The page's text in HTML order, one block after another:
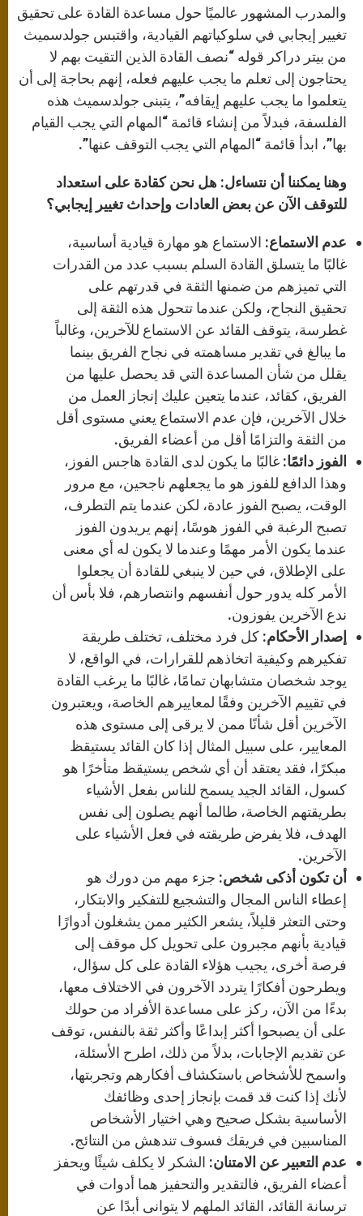
والمدرب المشهور عالميًا حول مساعدة القادة على تحقيق
تغيير إيجابي في سلوكياتهم القيادية، واقتبس جولدسميث
من بيتر دراكر قوله “نصف القادة الذين التقيت بهم لا
يحتاجون إلى تعلم ما يجب عليهم فعله، إنهم بحاجة إلى أن
يتعلموا ما يجب عليهم إيقافه”، يتبنى جولدسميث هذه
الفلسفة، فبدلاً من إنشاء قائمة “المهام التي يجب القيام
بها”، ابدأ قائمة “المهام التي يجب التوقف عنها”.
وهنا يمكننا أن نتساءل: هل نحن كقادة على استعداد
للتوقف الآن عن بعض العادات وإحداث تغيير إيجابي؟
عدم الاستماع: الاستماع هو مهارة قيادية أساسية،
غالبًا ما يتسلق القادة السلم بسبب عدد من القدرات
التي تميزهم من ضمنها الثقة في قدرتهم على
تحقيق النجاح، ولكن عندما تتحول هذه الثقة إلى
غطرسة، يتوقف القائد عن الاستماع للآخرين، وغالباً
ما يبالغ في تقدير مساهمته في نجاح الفريق بينما
يقلل من شأن المساعدة التي قد يحصل عليها من
الفريق، كقائد، عندما يتعين عليك إنجاز العمل من
خلال الآخرين، فإن عدم الاستماع يعني مستوى أقل
من الثقة والتزامًا أقل من أعضاء الفريق.
الفوز دائمًا: غالبًا ما يكون لدى القادة هاجس الفوز،
وهذا الدافع للفوز هو ما يجعلهم ناجحين، مع مرور
الوقت، يصبح الفوز عادة، لكن عندما يتم التطرف،
تصبح الرغبة في الفوز هوسًا، إنهم يريدون الفوز
عندما يكون الأمر مهمًا وعندما لا يكون له أي معنى
على الإطلاق، في حين لا ينبغي للقادة أن يجعلوا
الأمر كله يدور حول أنفسهم وانتصارهم، فلا بأس أن
ندع الآخرين يفوزون.
إصدار الأحكام: كل فرد مختلف، تختلف طريقة
تفكيرهم وكيفية اتخاذهم للقرارات، في الواقع، لا
يوجد شخصان متشابهان تمامًا، غالبًا ما يرغب القادة
في تقييم الآخرين وفقًا لمعاييرهم الخاصة، ويعتبرون
الآخرين أقل شأنًا ممن لا يرقى إلى مستوى هذه
المعايير، على سبيل المثال إذا كان القائد يستيقظ
مبكرًا، فقد يعتقد أن أي شخص يستيقظ متأخرًا هو
كسول، القائد الجيد يسمح للناس بفعل الأشياء
بطريقتهم الخاصة، طالما أنهم يصلون إلى نفس
الهدف، فلا يفرض طريقته في فعل الأشياء على
الآخرين.
أن تكون أذكى شخص: جزء مهم من دورك هو
إعطاء الناس المجال والتشجيع للتفكير والابتكار،
وحتى التعثر قليلاً، يشعر الكثير ممن يشغلون أدوارًا
قيادية بأنهم مجبرون على تحويل كل موقف إلى
فرصة أخرى، يجيب هؤلاء القادة على كل سؤال،
ويطرحون أفكارًا يتردد الآخرون في الاختلاف معها،
بدءًا من الآن، ركز على مساعدة الأفراد من حولك
على أن يصبحوا أكثر إبداعًا وأكثر ثقة بالنفس، توقف
عن تقديم الإجابات، بدلاً من ذلك، اطرح الأسئلة،
واسمح للأشخاص باستكشاف أفكارهم وتجربتها،
لأنك إذا كنت قد قمت بإنجاز إحدى وظائفك
الأساسية بشكل صحيح وهي اختيار الأشخاص
المناسبين في فريقك فسوف تندهش من النتائج.
عدم التعبير عن الامتنان: الشكر لا يكلف شيئًا ويحفز
أعضاء الفريق، فالتقدير والتحفيز هما أدوات في
ترسانة القائد، القائد الملهم لا يتوانى أبدًا عن